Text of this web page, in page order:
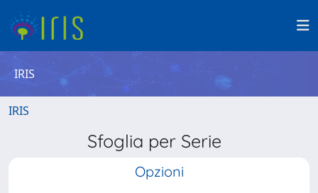
IRIS
IRIS
Sfoglia per Serie
Opzioni